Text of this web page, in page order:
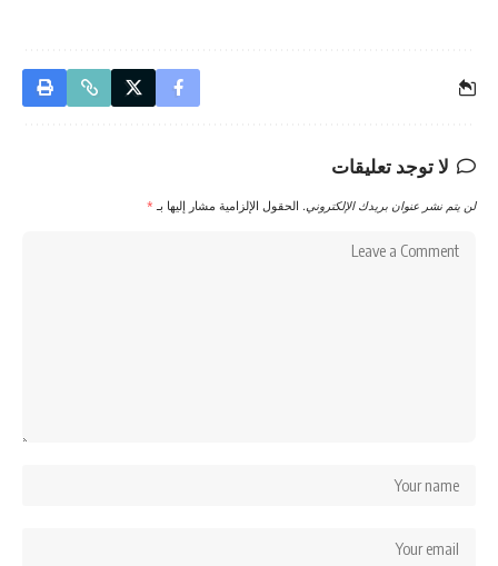
لا توجد تعليقات
لن يتم نشر عنوان بريدك الإلكتروني. الحقول الإلزامية مشار إليها بـ *